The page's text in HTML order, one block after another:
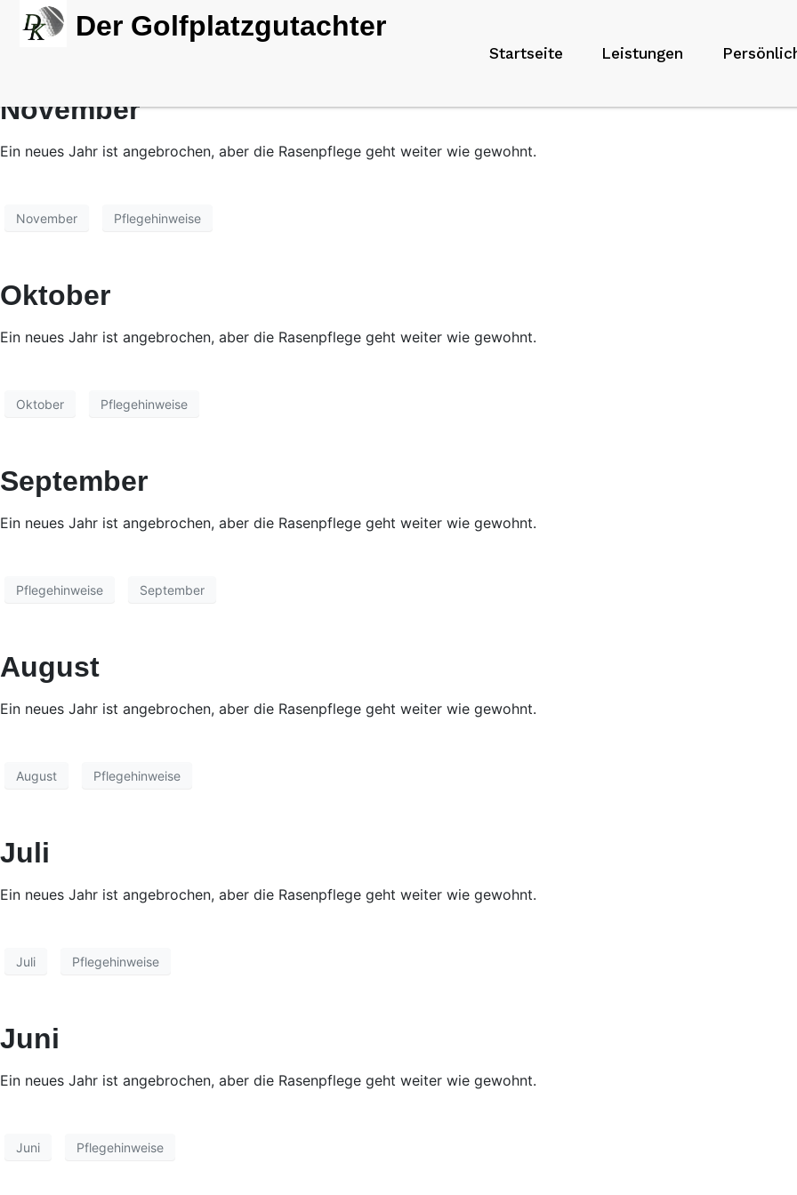
Der Golfplatzgutachter
Startseite Leistungen
November
Ein neues Jahr ist angebrochen, aber die Rasenpflege geht weiter wie gewohnt.
November Pflegehinweise
Oktober
Ein neues Jahr ist angebrochen, aber die Rasenpflege geht weiter wie gewohnt.
Oktober Pflegehinweise
September
Ein neues Jahr ist angebrochen, aber die Rasenpflege geht weiter wie gewohnt.
Pflegehinweise September
August
Ein neues Jahr ist angebrochen, aber die Rasenpflege geht weiter wie gewohnt.
August Pflegehinweise
Juli
Ein neues Jahr ist angebrochen, aber die Rasenpflege geht weiter wie gewohnt.
Juli Pflegehinweise
Juni
Ein neues Jahr ist angebrochen, aber die Rasenpflege geht weiter wie gewohnt.
Juni Pflegehinweise